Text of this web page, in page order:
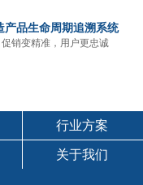
产品生命周期追溯系统
销变精准，用户更忠诚
行业方案
关于我们